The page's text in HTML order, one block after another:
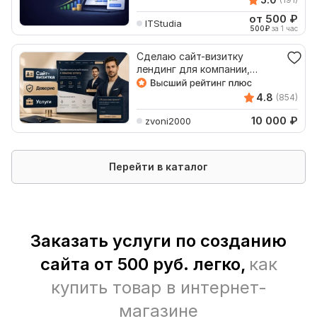
ITStudia от 500 ₽
500₽ за 1 час
Сделаю сайт-визитку
лендинг для компании,
эксперта или услуги
4.8 (854)
zvoni2000 10 000 ₽
Перейти в каталог
Заказать услуги по созданию
сайта от 500 руб. легко, как
купить товар в интернет-
магазине